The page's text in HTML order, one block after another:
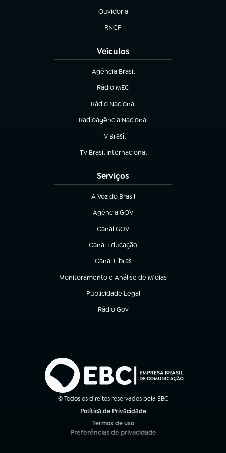
Ouvidoria
(abre em nova aba)
RNCP
(abre em nova aba)
Veículos
Agência Brasil
(abre em nova aba)
Rádio MEC
(abre em nova aba)
Rádio Nacional
Radioagência Nacional
(abre em nova aba)
TV Brasil
(abre em nova aba)
TV Brasil Internacional
(abre em nova aba)
Serviços
A Voz do Brasil
(abre em nova aba)
Agência GOV
(abre em nova aba)
Canal GOV
(abre em nova aba)
Canal Educação
(abre em nova aba)
Canal Libras
(abre em nova aba)
Monitoramento e Análise de Mídias
(abre em nova aba)
Publicidade Legal
(abre em nova aba)
Rádio Gov
(abre em nova aba)
© Todos os direitos reservados pela EBC
Política de Privacidade
Termos de uso
(abre em nova aba)
Preferências de privacidade